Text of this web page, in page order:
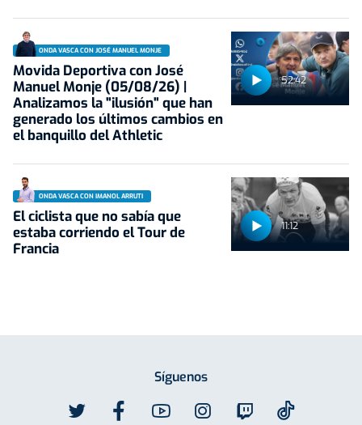
52:42
ONDA VASCA CON JOSÉ MANUEL MONJE
Movida Deportiva con José
Manuel Monje (05/08/26) |
Analizamos la "ilusión" que han
generado los últimos cambios en
el banquillo del Athletic
11:12
ONDA VASCA CON IMANOL ARRUTI
El ciclista que no sabía que
estaba corriendo el Tour de
Francia
Síguenos